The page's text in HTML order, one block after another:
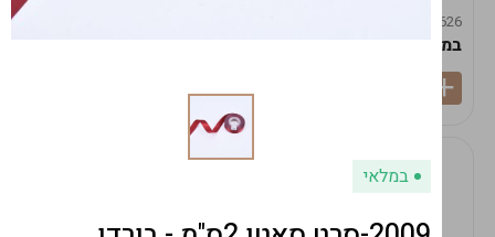
9009492379626
במארז
במלאי